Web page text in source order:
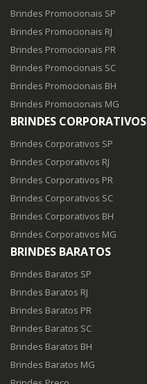
Brindes Promocionais SP
Brindes Promocionais RJ
Brindes Promocionais PR
Brindes Promocionais SC
Brindes Promocionais BH
Brindes Promocionais MG
BRINDES CORPORATIVOS
Brindes Corporativos SP
Brindes Corporativos RJ
Brindes Corporativos PR
Brindes Corporativos SC
Brindes Corporativos BH
Brindes Corporativos MG
BRINDES BARATOS
Brindes Baratos SP
Brindes Baratos RJ
Brindes Baratos PR
Brindes Baratos SC
Brindes Baratos BH
Brindes Baratos MG